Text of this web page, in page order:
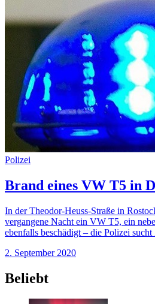
Polizei
Brand eines VW T5 in
In der Theodor-Heuss-Straße in
vergangene Nacht ein VW T5, ein
ebenfalls beschädigt – die Polizei sucht
2. September 2020
Beliebt